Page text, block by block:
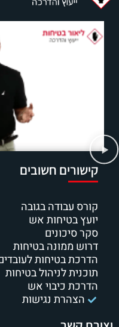
קישורים חשובים
קורס עבודה בגובה
יועץ בטיחות אש
סקר סיכונים
דרוש ממונה בטיחות
הדרכת בטיחות
תוכנית לניהול בטיחות
הדרכת כיבוי אש
הצהרת נגישות